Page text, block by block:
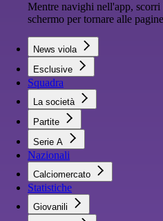
Mentre navighi nell'app,
schermo per tornare alle
News viola
Esclusive
Squadra
La società
Partite
Serie A
Nazionali
Calciomercato
Statistiche
Giovanili